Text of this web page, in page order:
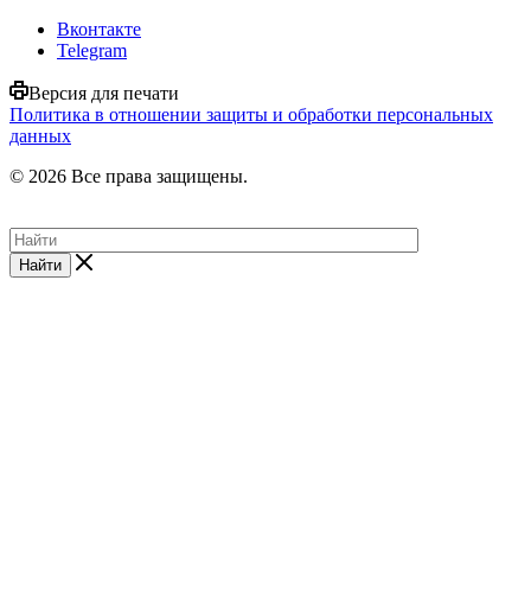
Вконтакте
Telegram
Версия для печати
Политика в отношении защиты и обработки персональных
данных
© 2026 Все права защищены.
Найти